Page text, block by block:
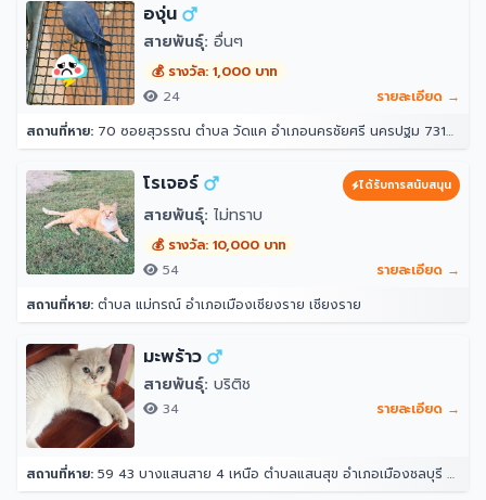
องุ่น
สายพันธุ์: อื่นๆ
💰 รางวัล: 1,000 บาท
24
รายละเอียด →
สถานที่หาย: 70 ซอยสุวรรณ ตำบล วัดแค อำเภอนครชัยศรี นครปฐม 73120
โรเจอร์ ได้รับการสนับสนุน
สายพันธุ์: ไม่ทราบ
💰 รางวัล: 10,000 บาท
54
รายละเอียด →
สถานที่หาย: ตำบล แม่กรณ์ อำเภอเมืองเชียงราย เชียงราย
มะพร้าว
สายพันธุ์: บริติช
34 รายละเอียด →
สถานที่หาย: 59 43 บางแสนสาย 4 เหนือ ตำบลแสนสุข อำเภอเมืองชลบุรี ชลบุรี 20130